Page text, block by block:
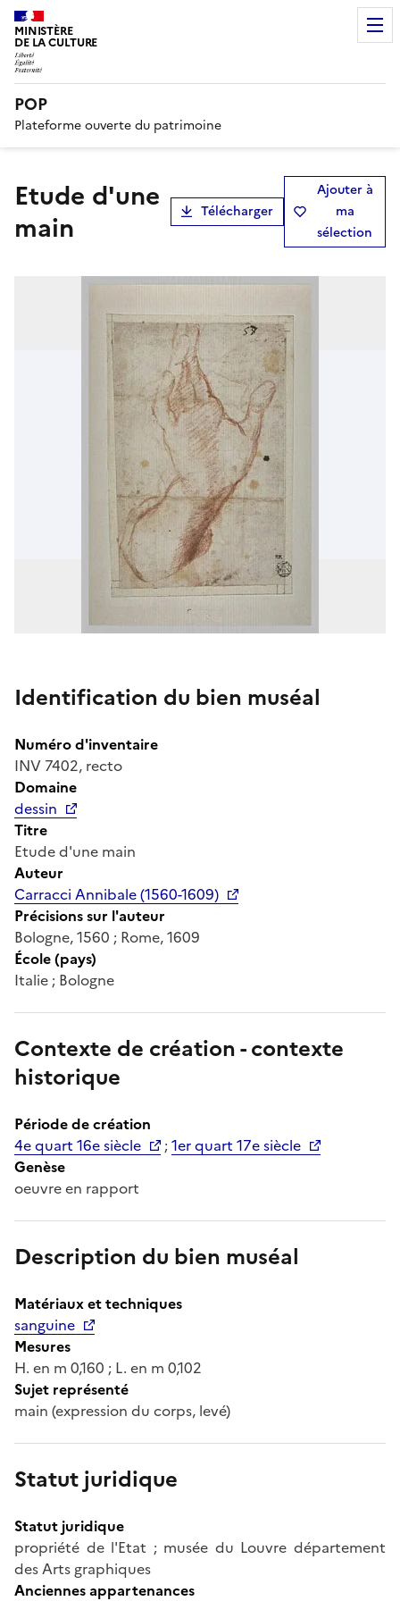
MINISTÈRE
DE LA CULTURE
POP
Plateforme ouverte du patrimoine
Etude d'une
main
Télécharger
Ajouter à
ma
sélection
Identification du bien muséal
Numéro d'inventaire
INV 7402, recto
Domaine
dessin
Titre
Etude d'une main
Auteur
Carracci Annibale (1560-1609)
Précisions sur l'auteur
Bologne, 1560 ; Rome, 1609
École (pays)
Italie ; Bologne
Contexte de création - contexte
historique
Période de création
4e quart 16e siècle
;1er quart 17e siècle
Genèse
oeuvre en rapport
Description du bien muséal
Matériaux et techniques
sanguine
Mesures
H. en m 0,160 ; L. en m 0,102
Sujet représenté
main (expression du corps, levé)
Statut juridique
Statut juridique
propriété de l'Etat ; musée du Louvre département
des Arts graphiques
Anciennes appartenances